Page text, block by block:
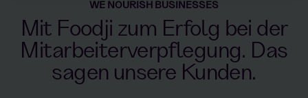
WE NOURISH BUSINESSES
Mit Foodji zum Erfolg bei der
Mitarbeiterverpflegung. Das
sagen unsere Kunden.